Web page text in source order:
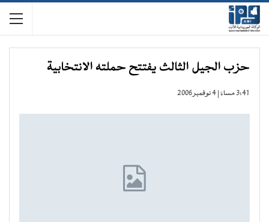
حزب الجيل الثالث يفتتح حملته الانتخابية
3:41 مساءً | 4 نوفمبر 2006